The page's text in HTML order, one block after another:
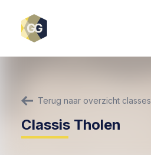
Terug naar overzicht classes
Classis Tholen